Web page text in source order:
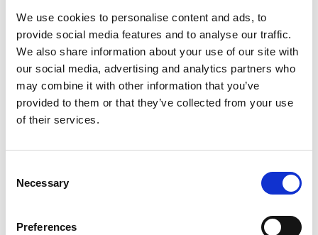
We use cookies to personalise content and ads, to
provide social media features and to analyse our traffic.
We also share information about your use of our site with
our social media, advertising and analytics partners who
may combine it with other information that you’ve
provided to them or that they’ve collected from your use
of their services.
Selection
Necessary
Preferences
Skötselråd: Vi rekommenderar att smörja in kortfodralet innan
användning med vårt läderbalsam och därefter 2-3 gånger om
året.
SPECIFIKATIONER